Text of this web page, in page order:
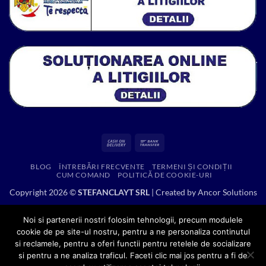
Cash
Delivery
BLOG ÎNTREBĂRI FRECVENTE
TERMENI ȘI CONDIȚII
CUM COMAND
POLITICĂ DE COOKIE-URI
Copyright 2026 ©STEFANCLAYT SRL| Created byAncor Solutions
Noi si partenerii nostri folosim tehnologii, precum modulele
cookie de pe site-ul nostru, pentru a ne personaliza continutul
si reclamele, pentru a oferi functii pentru retelele de socializare
si pentru a ne analiza traficul. Faceti clic mai jos pentru a fi de